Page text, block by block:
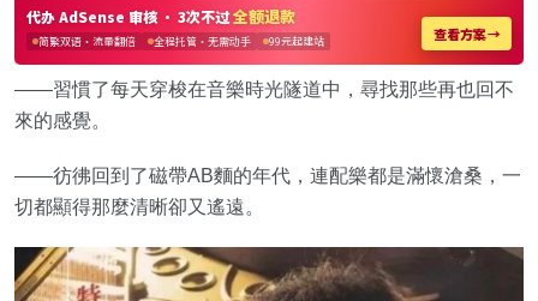
——習慣了每天穿梭在音樂時光隧道中，尋找那些再也回不
來的感覺。
——彷彿回到了磁帶AB麵的年代，連配樂都是滿懷滄桑，一
切都顯得那麼清晰卻又遙遠。